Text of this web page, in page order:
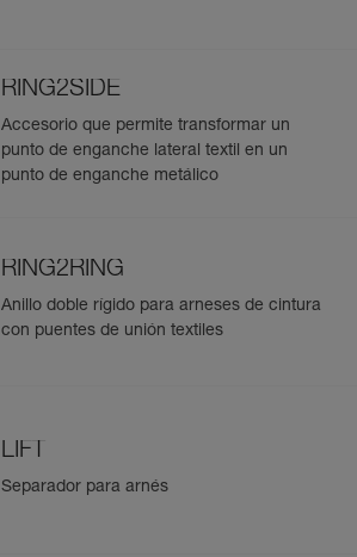
RING2SIDE
Accesorio que permite transformar un
punto de enganche lateral textil en un
punto de enganche metálico
RING2RING
Anillo doble rígido para arneses de cintura
con puentes de unión textiles
LIFT
Separador para arnés